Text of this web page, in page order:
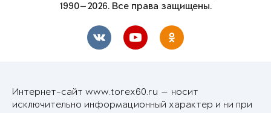
1990—2026. Все права защищены.
Интернет-сайт www.torex60.ru — носит
исключительно информационный характер и ни при